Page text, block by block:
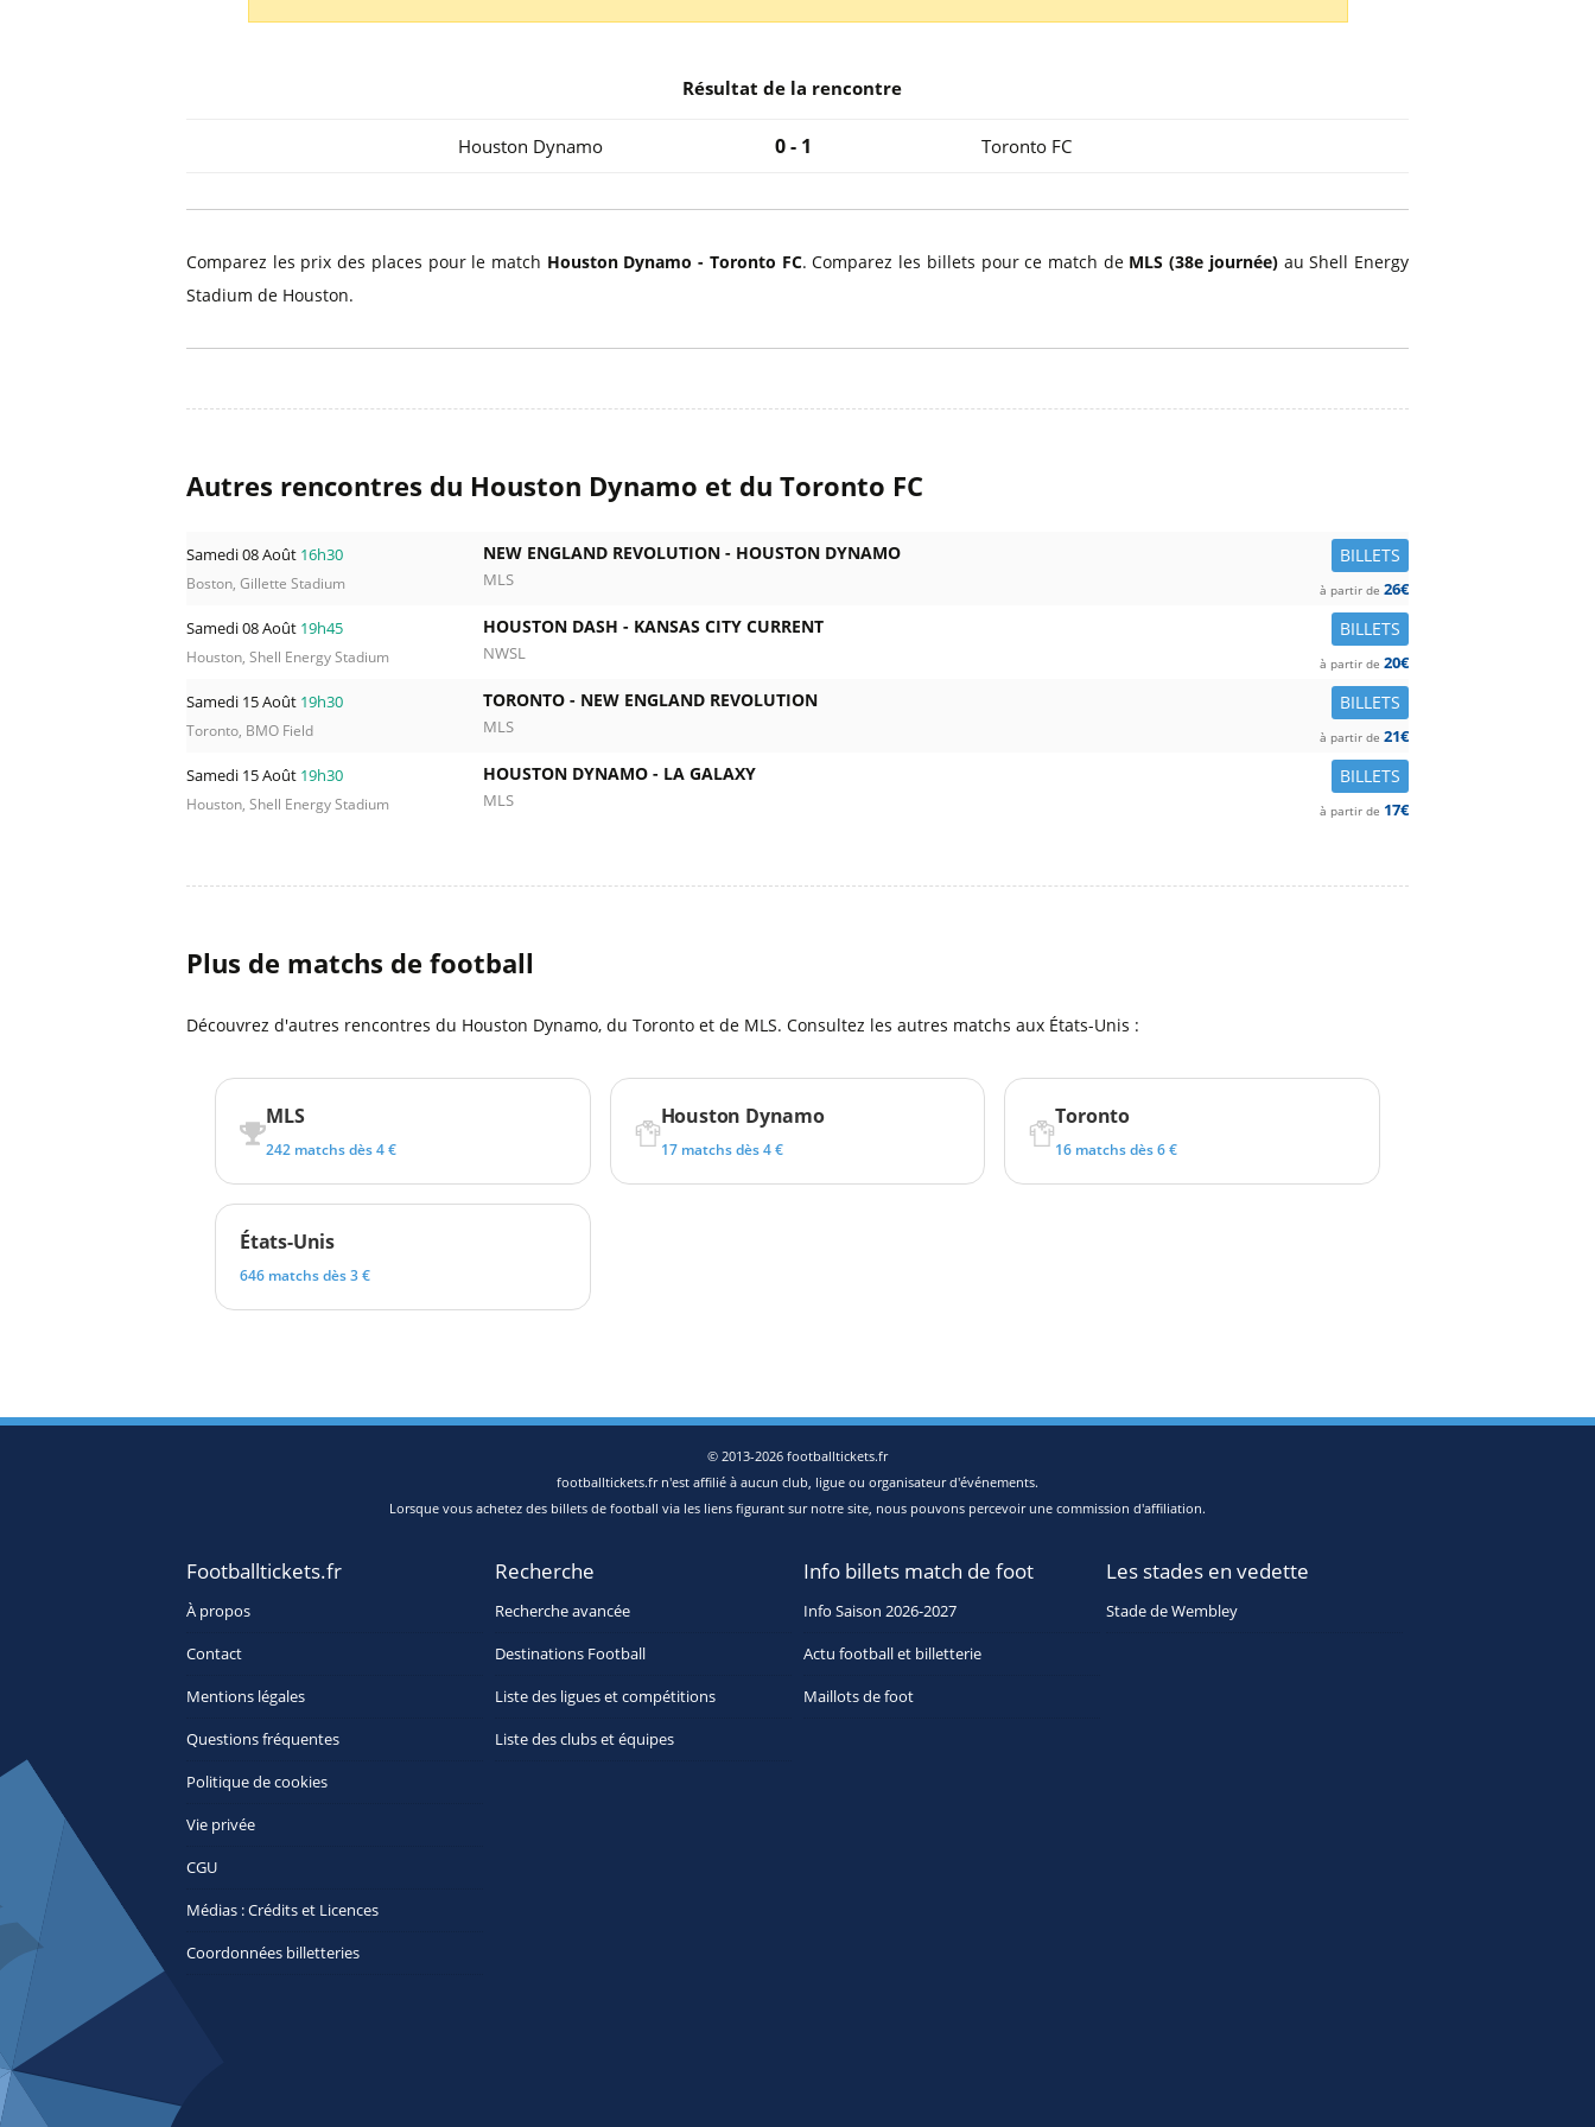
Billets Copa AméricaRésultat de la rencontre
Houston Dynamo 0 - 1 Toronto FC
Comparez les prix des places pour le match Houston Dynamo - Toronto FC. Comparez les billets pour ce match de MLS (38e journée)au Shell Energy
Stadium de Houston.
Autres rencontres du Houston Dynamo et du Toronto FC
Samedi 08 Août 16h30
Boston, Gillette Stadium
BILLETS
NEW ENGLAND REVOLUTION - HOUSTON DYNAMO
MLS à partir de 26€
Samedi 08 Août 19h45
Houston, Shell Energy Stadium
BILLETS
HOUSTON DASH - KANSAS CITY CURRENT
NWSL à partir de 20€
Samedi 15 Août 19h30
Toronto, BMO Field
BILLETS
TORONTO - NEW ENGLAND REVOLUTION
MLS à partir de 21€
Samedi 15 Août 19h30
Houston, Shell Energy Stadium
BILLETS
HOUSTON DYNAMO - LA GALAXY
MLS à partir de 17€
Plus de matchs de football
Découvrez d'autres rencontres du Houston Dynamo, du Toronto et de MLS. Consultez les autres matchs aux États-Unis :
MLS
242 matchs dès 4 €
Houston Dynamo
17 matchs dès 4 €
Toronto
16 matchs dès 6 €
États-Unis
646 matchs dès 3 €
© 2013-2026 footballtickets.fr
footballtickets.fr n'est affilié à aucun club, ligue ou organisateur d'événements.
Lorsque vous achetez des billets de football via les liens figurant sur notre site, nous pouvons percevoir une commission d'affiliation.
Footballtickets.fr
À propos
Contact
Mentions légales
Questions fréquentes
Politique de cookies
Vie privée
CGU
Médias : Crédits et Licences
Coordonnées billetteries
Recherche
Recherche avancée
Destinations Football
Liste des ligues et compétitions
Liste des clubs et équipes
Info billets match de foot
Info Saison 2026-2027
Actu football et billetterie
Maillots de foot
Les stades en vedette
Stade de Wembley